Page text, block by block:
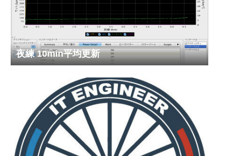
夜練 10min平均更新